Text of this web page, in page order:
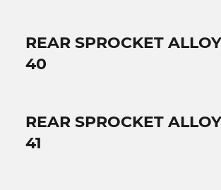
REAR SPROCKET
40
REAR SPROCKET
41